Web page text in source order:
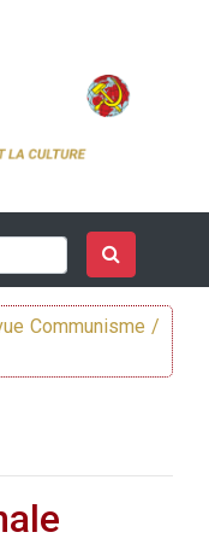
Communisme /